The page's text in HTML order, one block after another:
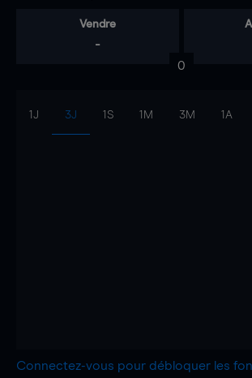
Vendre
-
0
1J 3J 1S 1M 3M 1A
Connectez-vous pour débloquer les